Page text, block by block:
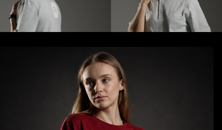
Оверсайз футболки на заказ
востребованы и в качестве
Многие работодатели включают
их в welcome-наборы для новых